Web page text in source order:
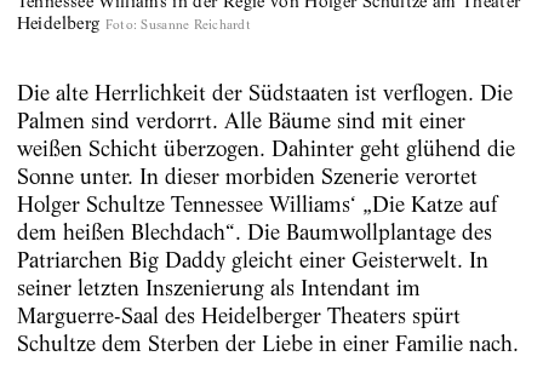
Heidelberg Foto: Susanne Reichardt
Die alte Herrlichkeit der Südstaaten ist verflogen. Die
Palmen sind verdorrt. Alle Bäume sind mit einer
weißen Schicht überzogen. Dahinter geht glühend die
Sonne unter. In dieser morbiden Szenerie verortet
Holger Schultze Tennessee Williams‘ „Die Katze auf
dem heißen Blechdach“. Die Baumwollplantage des
Patriarchen Big Daddy gleicht einer Geisterwelt. In
seiner letzten Inszenierung als Intendant im
Marguerre-Saal des Heidelberger Theaters spürt
Schultze dem Sterben der Liebe in einer Familie nach.